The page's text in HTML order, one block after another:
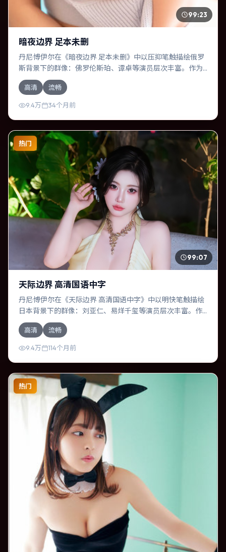
99:23
暗夜边界 足本未删
丹尼·博伊尔在《暗夜边界 足本未删》中以压抑笔触描绘俄罗
斯背景下的群像：佛罗伦斯·珀、谭卓等演员层次丰富。作为
一部惊悚作品，故事从日常裂缝切入，逐步推向不可逆转的
结局；视听语言统一，情感落点克制有力。
高清 流畅
9.4万 34个月前
热门
99:07
天际边界 高清国语中字
丹尼·博伊尔在《天际边界 高清国语中字》中以明快笔触描绘
日本背景下的群像：刘亚仁、易烊千玺等演员层次丰富。作
为一部犯罪作品，故事从日常裂缝切入，逐步推向不可逆转
的结局；视听语言统一，情感落点克制有力。
高清 流畅
9.4万 114个月前
热门